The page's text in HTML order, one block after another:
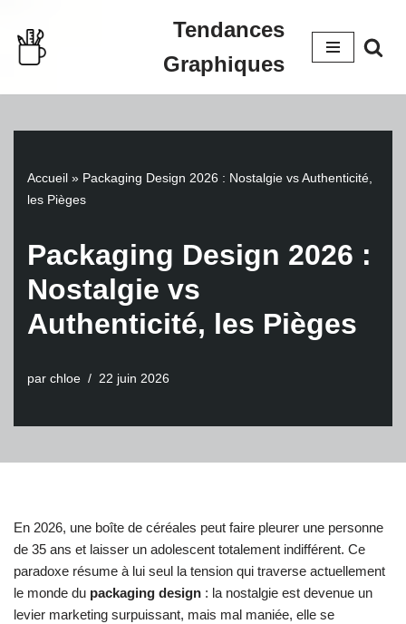
Aller
au
contenu
Tendances
Graphiques
Accueil » Packaging Design 2026 : Nostalgie vs Authenticité,
les Pièges
Packaging Design 2026 :
Nostalgie vs
Authenticité, les Pièges
par chloe 22 juin 2026
En 2026, une boîte de céréales peut faire pleurer une personne
de 35 ans et laisser un adolescent totalement indifférent. Ce
paradoxe résume à lui seul la tension qui traverse actuellement
le monde du packaging design : la nostalgie est devenue un
levier marketing surpuissant, mais mal maniée, elle se